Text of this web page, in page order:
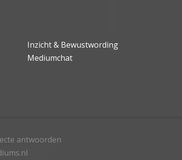
Inzicht & Bewustwording
Mediumchat
antwoorden